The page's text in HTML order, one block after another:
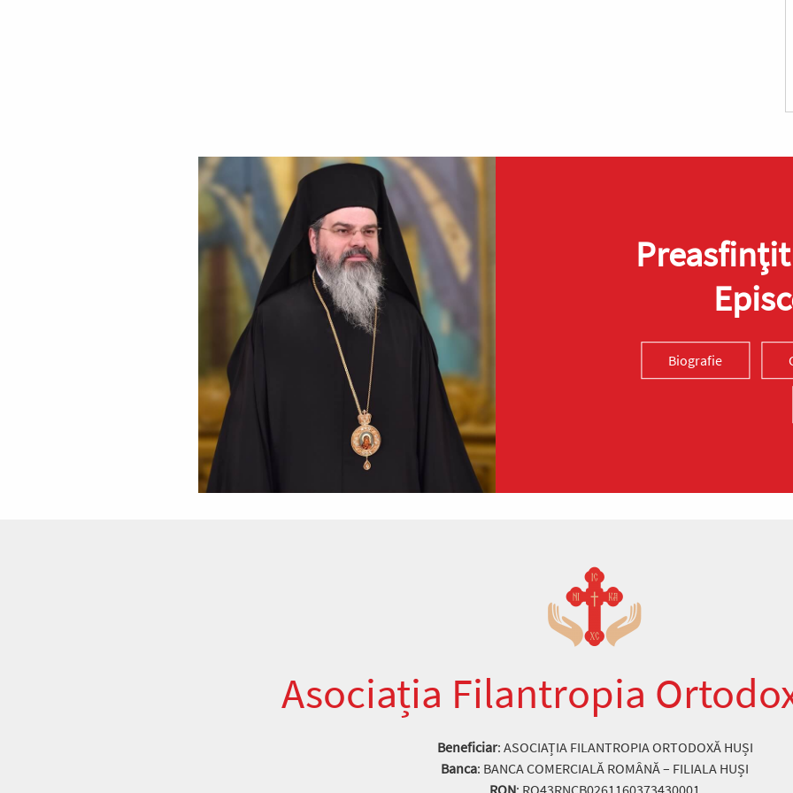
Biografie
Asociația Filantropia
Beneficiar: ASOCIAȚIA FILANTROPIA ORTODOXĂ HUȘI
Banca: BANCA COMERCIALĂ ROMÂNĂ – FILIALA HUȘI